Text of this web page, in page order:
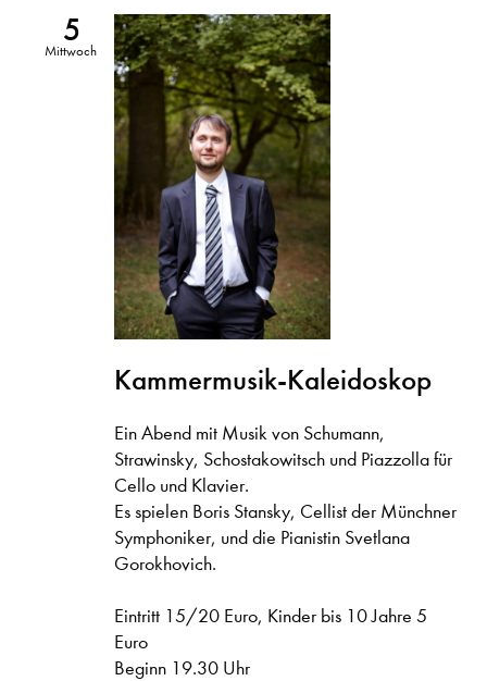
5
Mittwoch
Kammermusik-Kaleidoskop
Ein Abend mit Musik von Schumann,
Strawinsky, Schostakowitsch und Piazzolla für
Cello und Klavier.
Es spielen Boris Stansky, Cellist der Münchner
Symphoniker, und die Pianistin Svetlana
Gorokhovich.
Eintritt 15/20 Euro, Kinder bis 10 Jahre 5
Euro
Beginn 19.30 Uhr